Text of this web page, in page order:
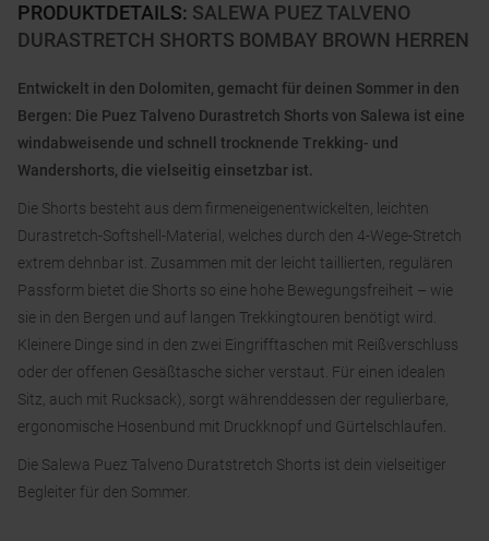
PRODUKTDETAILS: SALEWA PUEZ TALVENO
DURASTRETCH SHORTS BOMBAY BROWN HERREN
Entwickelt in den Dolomiten, gemacht für deinen Sommer in den
Bergen: Die Puez Talveno Durastretch Shorts von Salewa ist eine
windabweisende und schnell trocknende Trekking- und
Wandershorts, die vielseitig einsetzbar ist.
Die Shorts besteht aus dem firmeneigenentwickelten, leichten
Durastretch-Softshell-Material, welches durch den 4-Wege-Stretch
extrem dehnbar ist. Zusammen mit der leicht taillierten, regulären
Passform bietet die Shorts so eine hohe Bewegungsfreiheit – wie
sie in den Bergen und auf langen Trekkingtouren benötigt wird.
Kleinere Dinge sind in den zwei Eingrifftaschen mit Reißverschluss
oder der offenen Gesäßtasche sicher verstaut. Für einen idealen
Sitz, auch mit Rucksack), sorgt währenddessen der regulierbare,
ergonomische Hosenbund mit Druckknopf und Gürtelschlaufen.
Die Salewa Puez Talveno Duratstretch Shorts ist dein vielseitiger
Begleiter für den Sommer.